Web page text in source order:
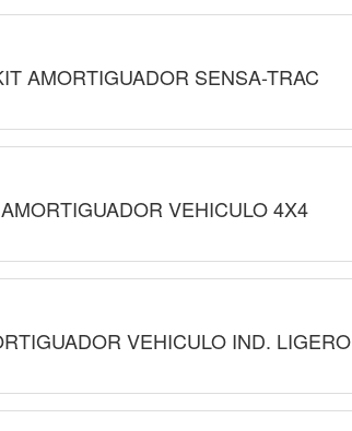
AMORTIGUADOR SENSA-TRAC
AMORTIGUADOR VEHICULO 4X4
VEHICULO IND. LIGERO